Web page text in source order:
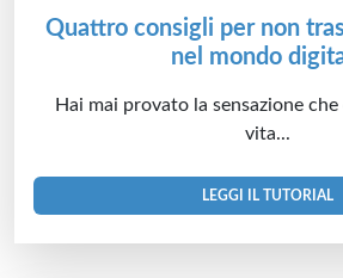
Quattro consigli per non
nel mondo
Hai mai provato la sensazione
vita...
LEGGI IL TUTORIAL